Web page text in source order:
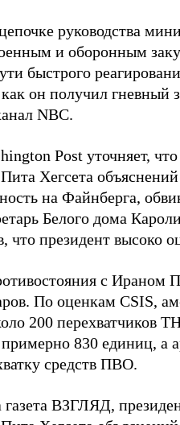
руководства
и оборонным
быстрого
он получил гневный
NBC.
Post уточняет,
Хегсета
на Файнберга,
Белого дома
что президент высоко
с Ираном
По оценкам CSIS,
200 перехватчиков
830 единиц, а
средств ПВО.
газета ВЗГЛЯД,